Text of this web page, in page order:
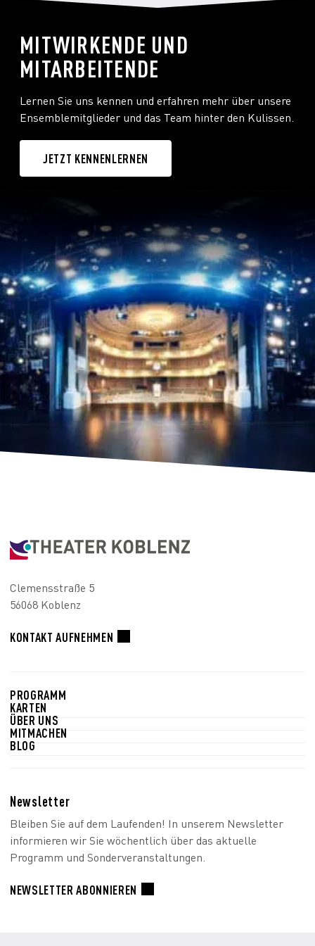
u.a. "Das Rheingold"!
Wo zieht es dich hin, wenn du entspannen
willst?
MITWIRKENDE UND
MITARBEITENDE
Lernen Sie uns kennen und erfahren mehr über unsere
Ensemblemitglieder und das Team hinter den Kulissen.
JETZT KENNENLERNEN
Clemensstraße 5
56068 Koblenz
KONTAKT AUFNEHMEN
PROGRAMM
KARTEN
ÜBER UNS
MITMACHEN
BLOG
Newsletter
Bleiben Sie auf dem Laufenden! In unserem Newsletter
informieren wir Sie wöchentlich über das aktuelle
Programm und Sonderveranstaltungen.
NEWSLETTER ABONNIEREN